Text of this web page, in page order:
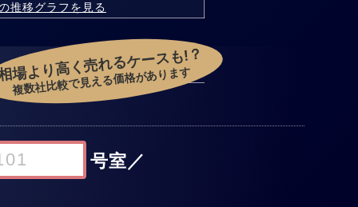
推移グラフを見る
号室 ／
場より高く売れるケースも!？
複数社比較で見える価格があります